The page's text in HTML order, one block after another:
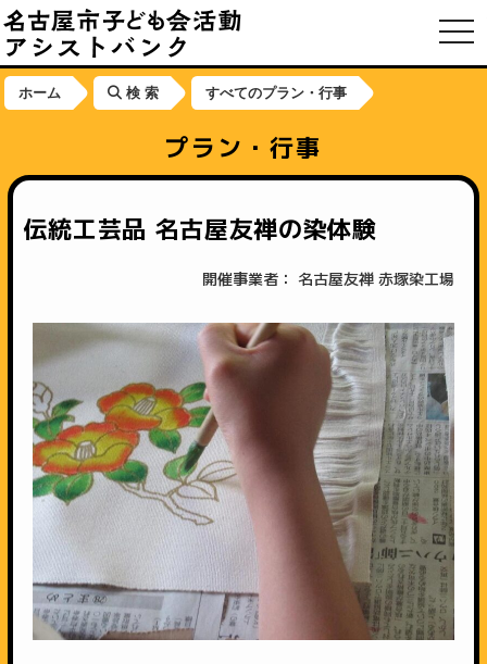
ホーム 検 索 すべてのプラン・行事
プラン・行事
伝統工芸品 名古屋友禅の染体験
開催事業者： 名古屋友禅 赤塚染工場